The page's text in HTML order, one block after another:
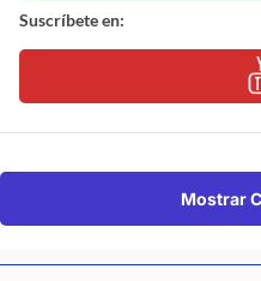
Suscríbete en:
Mostrar